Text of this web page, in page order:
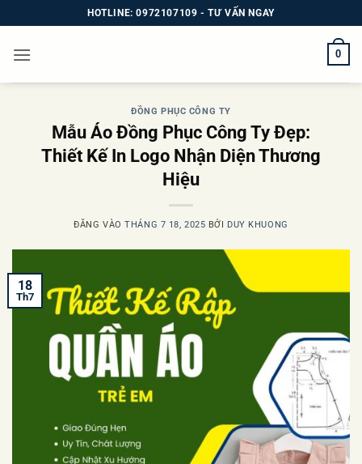
qua
nội
HOTLINE: 0972107109 - TƯ VẤN NGAY
0
ĐỒNG PHỤC CÔNG TY
Mẫu Áo Đồng Phục Công Ty Đẹp:
Thiết Kế In Logo Nhận Diện Thương
Hiệu
ĐĂNG VÀOTHÁNG 7 18, 2025 BỞI DUY KHUONG
18
Th7